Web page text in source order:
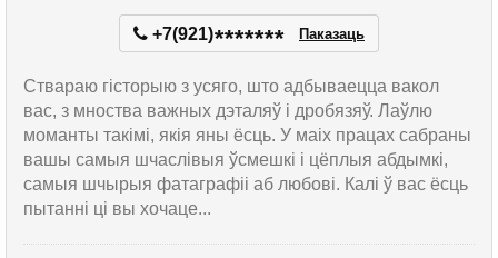
+7(921)******* Паказаць
Ствараю гісторыю з усяго, што адбываецца вакол
вас, з мноства важных дэталяў і дробязяў. Лаўлю
моманты такімі, якія яны ёсць. У маіх працах сабраны
вашы самыя шчаслівыя ўсмешкі і цёплыя абдымкі,
самыя шчырыя фатаграфіі аб любові. Калі ў вас ёсць
пытанні ці вы хочаце...